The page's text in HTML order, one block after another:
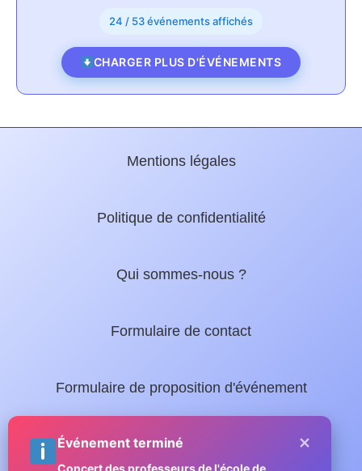
24 / 53 événements affichés
CHARGER PLUS D'ÉVÉNEMENTS
Mentions légales
Politique de confidentialité
Qui sommes-nous ?
Formulaire de contact
Formulaire de proposition d'événement
Nos guides locaux :
Événement terminé
Concert des professeurs de l'école de
×